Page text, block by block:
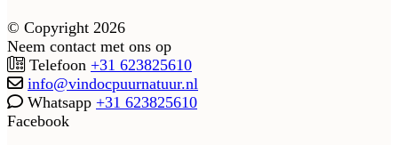
© Copyright 2026
Neem contact met ons op
Telefoon +31 623825610
info@vindocpuurnatuur.nl
Whatsapp +31 623825610
Facebook